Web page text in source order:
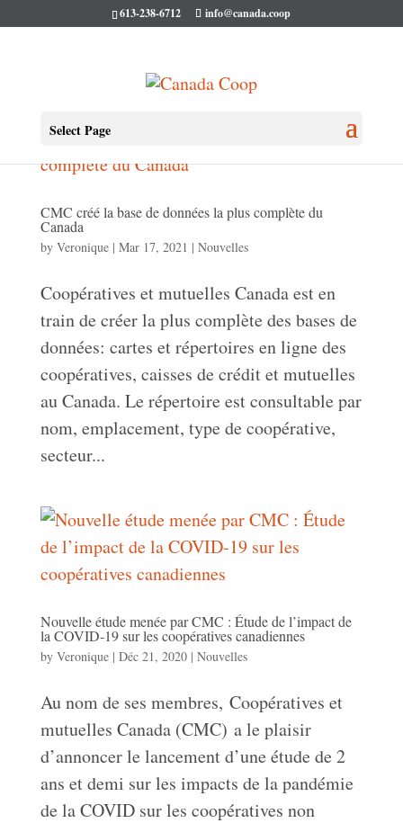
613-238-6712 info@canada.coop
Select Page
CMC créé la base de données la plus complète du
Canada
by Veronique| Mar 17, 2021 | Nouvelles
Coopératives et mutuelles Canada est en
train de créer la plus complète des bases de
données: cartes et répertoires en ligne des
coopératives, caisses de crédit et mutuelles
au Canada. Le répertoire est consultable par
nom, emplacement, type de coopérative,
secteur...
Nouvelle étude menée par CMC : Étude de l’impact de
la COVID-19 sur les coopératives canadiennes
by Veronique| Déc 21, 2020| Nouvelles
Au nom de ses membres, Coopératives et
mutuelles Canada (CMC) a le plaisir
d’annoncer le lancement d’une étude de 2
ans et demi sur les impacts de la pandémie
de la COVID sur les coopératives non